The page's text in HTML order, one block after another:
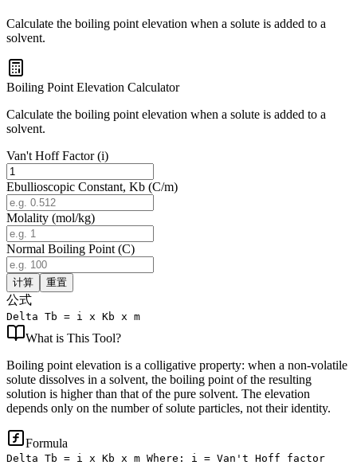
Calculate the boiling point elevation when a solute is added to a
solvent.
Boiling Point Elevation Calculator
Calculate the boiling point elevation when a solute is added to a
solvent.
Van't Hoff Factor (i)
Ebullioscopic Constant, Kb (C/m)
Molality (mol/kg)
Normal Boiling Point (C)
计算 重置
公式
Delta Tb = i x Kb x m
What is This Tool?
Boiling point elevation is a colligative property: when a non-volatile
solute dissolves in a solvent, the boiling point of the resulting
solution is higher than that of the pure solvent. The elevation
depends only on the number of solute particles, not their identity.
Formula
Delta Tb = i x Kb x m Where: i = Van't Hoff factor